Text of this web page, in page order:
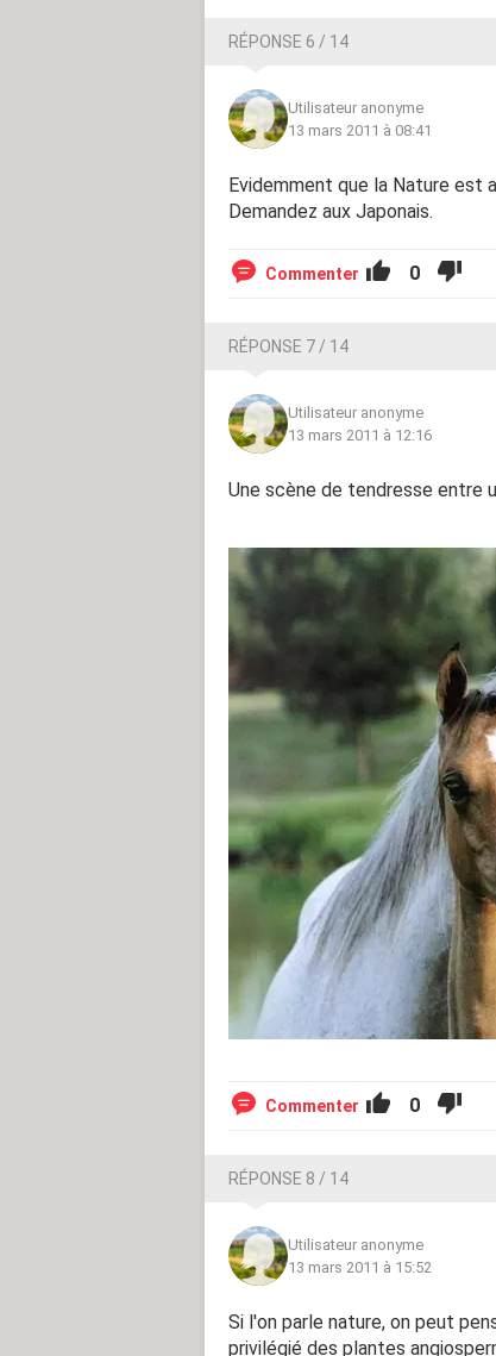
RÉPONSE 6 / 14
Utilisateur anonyme
13 mars 2011 à 08:41
Evidemment que la Nature
Demandez aux Japonais.
Commenter 0
RÉPONSE 7 / 14
Utilisateur anonyme
13 mars 2011 à 12:16
Une scène de tendresse entre
Commenter 0
RÉPONSE 8 / 14
Utilisateur anonyme
13 mars 2011 à 15:52
Si l'on parle nature, on peut
privilégié des plantes